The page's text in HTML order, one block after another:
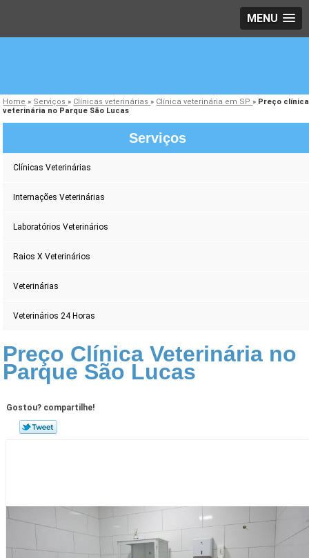
MENU
Home » Serviços» Clínicas veterinárias» Clínica veterinária em SP» Preço clínica
veterinária no Parque São Lucas
Serviços
Clínicas Veterinárias
Internações Veterinárias
Laboratórios Veterinários
Raios X Veterinários
Veterinárias
Veterinários 24 Horas
Preço Clínica Veterinária no
Parque São Lucas
Gostou? compartilhe!